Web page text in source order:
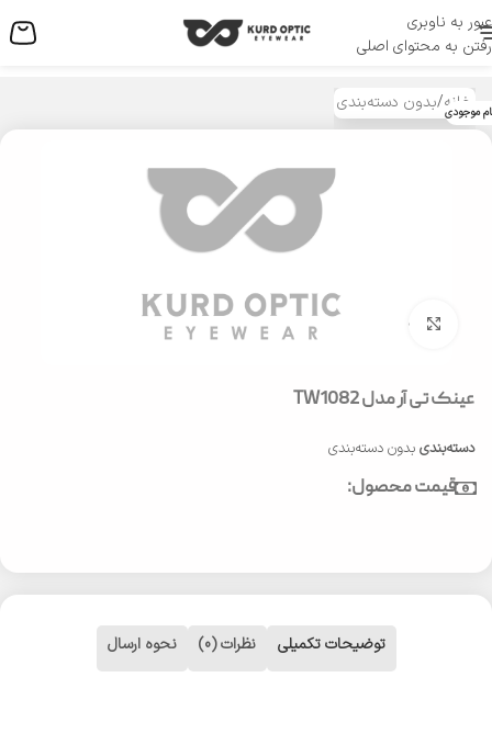
عبور به ناوبری
رفتن به محتوای اصلی
منو
خانه/بدون دسته‌بندی موجودی
بزرگنمایی تصویر
عینک تی آر مدل TW1082
دسته‌بندی بدون دسته‌بندی
قیمت محصول:
توضیحات تکمیلی نظرات (0) نحوه ارسال